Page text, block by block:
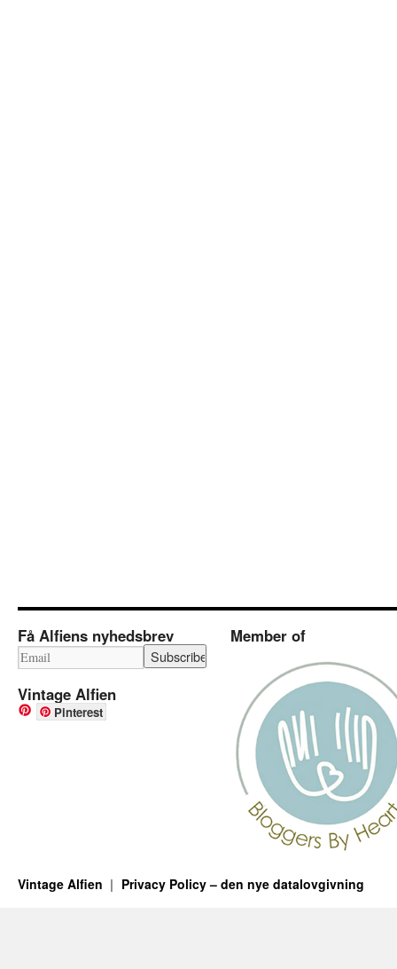
Få Alfiens nyhedsbrev
Vintage Alfien
Pinterest
Member of
Vintage Alfien Privacy Policy – den nye datalovgivning